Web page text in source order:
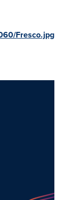
Fresco.jpg